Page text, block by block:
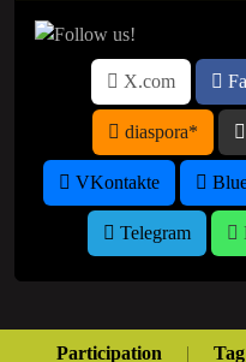
X.com
diaspora*
VKontakte
Telegram
Participation | Tag